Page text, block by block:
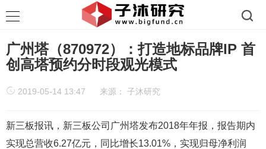
广州塔（870972）：打造地标品牌IP 首
创高塔预约分时段观光模式
2019-05-14 13:47 来源： 子沐研究
新三板报讯，新三板公司广州塔发布2018年年报，报告期内
实现总营收6.27亿元，同比增长13.01%，实现归母净利润